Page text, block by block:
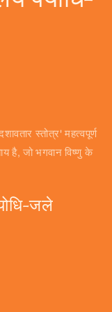
स्तोत्र' महत्वपूर्ण
है, जो भगवान विष्णु के
जले